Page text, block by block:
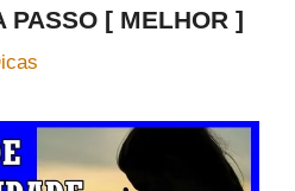
PASSO [ MELHOR ]